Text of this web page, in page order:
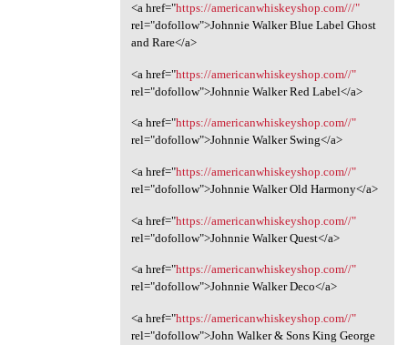
<a href="https://americanwhiskeyshop.com///"
rel="dofollow">Johnnie Walker Blue Label Ghost
and Rare</a>
<a href="https://americanwhiskeyshop.com//"
rel="dofollow">Johnnie Walker Red Label</a>
<a href="https://americanwhiskeyshop.com//"
rel="dofollow">Johnnie Walker Swing</a>
<a href="https://americanwhiskeyshop.com//"
rel="dofollow">Johnnie Walker Old Harmony</a>
<a href="https://americanwhiskeyshop.com//"
rel="dofollow">Johnnie Walker Quest</a>
<a href="https://americanwhiskeyshop.com//"
rel="dofollow">Johnnie Walker Deco</a>
<a href="https://americanwhiskeyshop.com//"
rel="dofollow">John Walker & Sons King George